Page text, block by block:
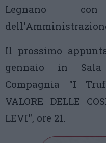
Legnano
Il prossimo
gennaio in
Compagnia "I
VALORE DELLE
LEVI", ore 21.